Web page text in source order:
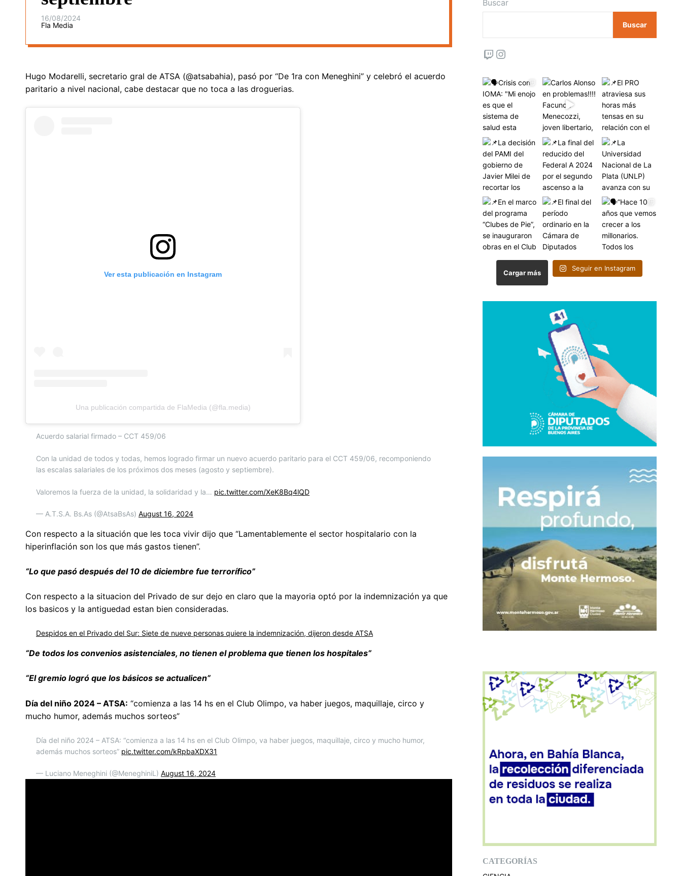
16/08/2024
Fla Media
Hugo Modarelli, secretario gral de ATSA (@atsabahia), pasó por “De 1ra con Meneghini” y celebró el acuerdo
paritario a nivel nacional, cabe destacar que no toca a las droguerias.
Ver esta publicación en Instagram
Una publicación compartida de FlaMedia (@fla.media)
Acuerdo salarial firmado – CCT 459/06
Con la unidad de todos y todas, hemos logrado firmar un nuevo acuerdo paritario para el CCT 459/06, recomponiendo
las escalas salariales de los próximos dos meses (agosto y septiembre).
Valoremos la fuerza de la unidad, la solidaridad y la… pic.twitter.com/XeK8Bq4lQD
— A.T.S.A. Bs.As (@AtsaBsAs) August 16, 2024
Con respecto a la situación que les toca vivir dijo que “Lamentablemente el sector hospitalario con la
hiperinflación son los que más gastos tienen”.
“Lo que pasó después del 10 de diciembre fue terrorífico”
Con respecto a la situacion del Privado de sur dejo en claro que la mayoria optó por la indemnización ya que
los basicos y la antiguedad estan bien consideradas.
Despidos en el Privado del Sur: Siete de nueve personas quiere la indemnización, dijeron desde ATSA
“De todos los convenios asistenciales, no tienen el problema que tienen los hospitales”
“El gremio logró que los básicos se actualicen”
Día del niño 2024 – ATSA: “comienza a las 14 hs en el Club Olimpo, va haber juegos, maquillaje, circo y
mucho humor, además muchos sorteos”
Día del niño 2024 – ATSA: “comienza a las 14 hs en el Club Olimpo, va haber juegos, maquillaje, circo y mucho humor,
además muchos sorteos” pic.twitter.com/kRpbaXDX31
— Luciano Meneghini (@MeneghiniL) August 16, 2024
Buscar
Buscar
Twitch
Cargar más
Seguir en Instagram
CATEGORÍAS